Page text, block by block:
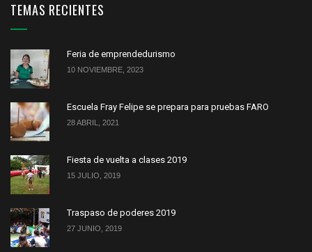
TEMAS RECIENTES
Feria de emprendedurismo
10 NOVIEMBRE, 2023
Escuela Fray Felipe se prepara para pruebas FARO
28 ABRIL, 2021
Fiesta de vuelta a clases 2019
15 JULIO, 2019
Traspaso de poderes 2019
27 JUNIO, 2019